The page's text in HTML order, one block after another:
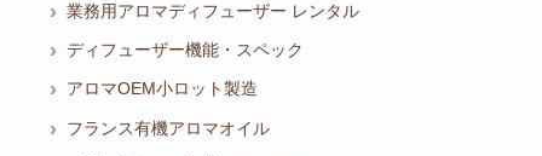
業務用アロマディフューザー レンタル
ディフューザー機能・スペック
アロマOEM小ロット製造
フランス有機アロマオイル